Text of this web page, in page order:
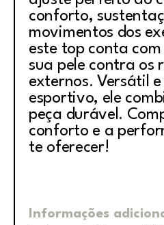
conforto,
movimentos dos
este top conta com
sua pele contra os
externos. Versátil
esportivo, ele
peça durável.
conforto e a
te oferecer!
Informações